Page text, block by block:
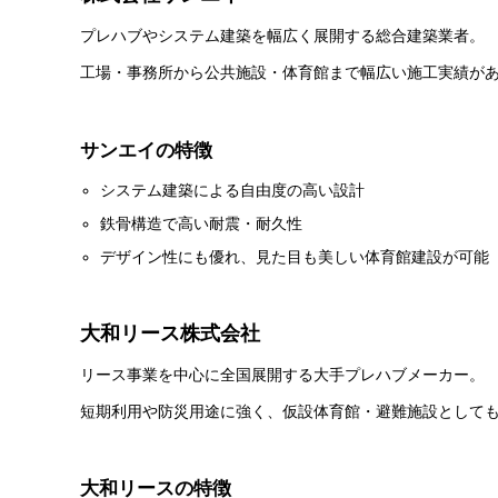
プレハブやシステム建築を幅広く展開する総合建築業者。
工場・事務所から公共施設・体育館まで幅広い施工実績があ
サンエイの特徴
システム建築による自由度の高い設計
鉄骨構造で高い耐震・耐久性
デザイン性にも優れ、見た目も美しい体育館建設が可能
大和リース株式会社
リース事業を中心に全国展開する大手プレハブメーカー。
短期利用や防災用途に強く、仮設体育館・避難施設としても
大和リースの特徴